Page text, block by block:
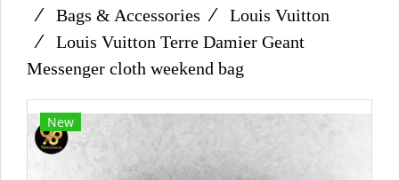
Bags & Accessories
Louis Vuitton
Louis Vuitton Terre Damier Geant
Messenger cloth weekend bag
New